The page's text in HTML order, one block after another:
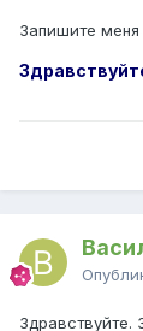
Запишите
Здравствуйте.